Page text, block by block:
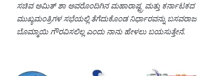
ಸಚಿವ ಅಮಿತ್ ಶಾ ಅವರೊಂದಿಗಿನ ಮಹಾರಾಷ್ಟ್ರ ಮತ್ತು ಕರ್ನಾಟಕದ
ಮುಖ್ಯಮಂತ್ರಿಗಳ ಸಭೆಯಲ್ಲಿ ತೆಗೆದುಕೊಂಡ ನಿರ್ಧಾರವನ್ನು ಬಸವರಾಜ
ಬೊಮ್ಮಾಯಿ ಗೌರವಿಸಲಿಲ್ಲ ಎಂದು ನಾನು ಹೇಳಲು ಬಯಸುತ್ತೇನೆ.